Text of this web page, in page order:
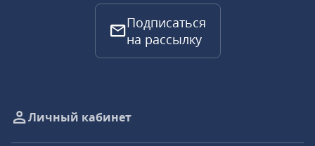
Подписаться
на рассылку
Личный кабинет